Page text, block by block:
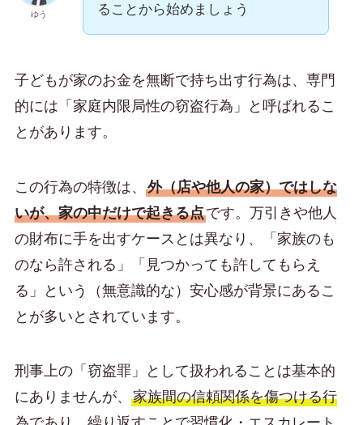
ゆう
ることから始めましょう
子どもが家のお金を無断で持ち出す行為は、専門
的には「家庭内限局性の窃盗行為」と呼ばれるこ
とがあります。
この行為の特徴は、 外（店や他人の家）ではしな
いが、家の中だけで起きる点です。万引きや他人
の財布に手を出すケースとは異なり、「家族のも
のなら許される」「見つかっても許してもらえ
る」という（無意識的な）安心感が背景にあるこ
とが多いとされています。
刑事上の「窃盗罪」として扱われることは基本的
にありませんが、 家族間の信頼関係を傷つける行